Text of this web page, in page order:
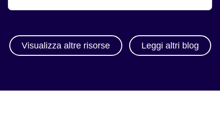
Visualizza altre risorse Leggi altri blog